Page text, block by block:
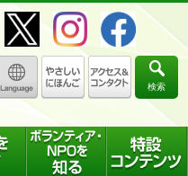
検索